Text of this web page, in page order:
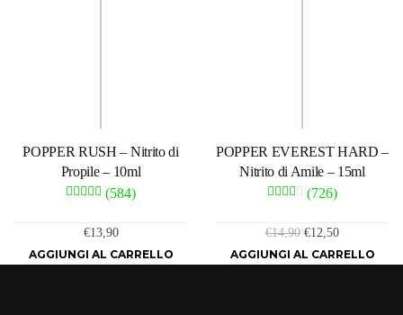
POPPER RUSH – Nitrito di
Propile – 10ml
(584)
€13,90
AGGIUNGI AL CARRELLO
POPPER EVEREST HARD –
Nitrito di Amile – 15ml
(726)
€14,90 Il
prezzo
€12,50Il
prezzo
AGGIUNGI AL CARRELLO